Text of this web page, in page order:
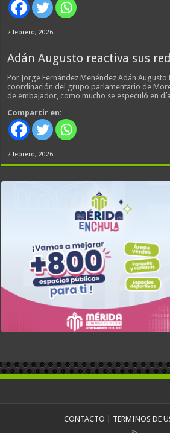
2 febrero, 2026
Adán Augusto reactiva sus
Por Jorge Fernández Menéndez Adán Augusto
coordinación del grupo parlamentario de
de embajador, como mucho se especuló en
Compartir en:
2 febrero, 2026
CONTACTO TERMINOS DE